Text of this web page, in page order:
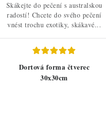
Skákejte do pečení s australskou
radostí! Chcete do svého pečení
vnést trochu exotiky, skákavé...
Dortová forma čtverec
30x30cm